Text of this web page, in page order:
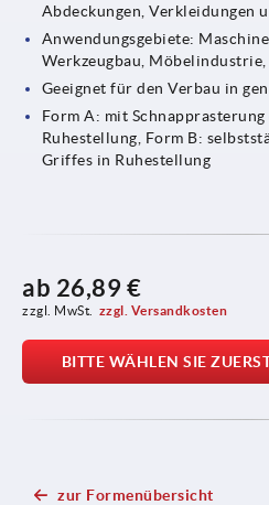
Abdeckungen, Verkleidungen
Anwendungsgebiete:
Werkzeugbau,
Geeignet für den Verbau in
Form A: mit
Ruhestellung, Form B:
Griffes in Ruhestellung
ab 26,89 €
zzgl. MwSt. zzgl. Versandkosten
BITTE WÄHLEN SIE
zur Formenübersicht